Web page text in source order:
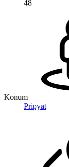
48
Konum
Pripyat